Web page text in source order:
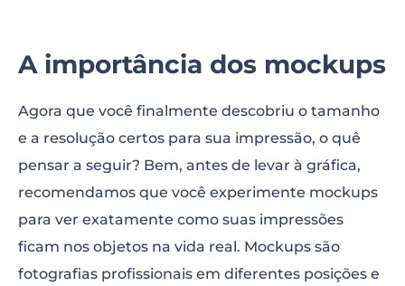
A importância dos mockups
Agora que você finalmente descobriu o tamanho
e a resolução certos para sua impressão, o quê
pensar a seguir? Bem, antes de levar à gráfica,
recomendamos que você experimente mockups
para ver exatamente como suas impressões
ficam nos objetos na vida real. Mockups são
fotografias profissionais em diferentes posições e